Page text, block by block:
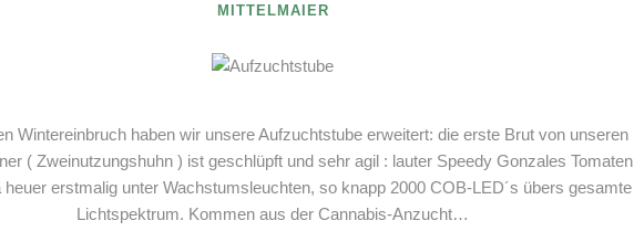
MITTELMAIER
Wintereinbruch haben wir unsere Aufzuchtstube erweitert: die erste Brut von unseren
( Zweinutzungshuhn ) ist geschlüpft und sehr agil : lauter Speedy Gonzales Tomaten
heuer erstmalig unter Wachstumsleuchten, so knapp 2000 COB-LED´s übers gesamte
Lichtspektrum. Kommen aus der Cannabis-Anzucht…